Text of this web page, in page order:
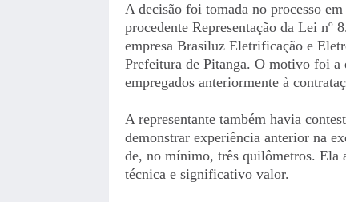
A decisão foi tomada no processo
procedente Representação da Lei
empresa Brasiluz Eletrificação e
Prefeitura de Pitanga. O motivo foi a
empregados anteriormente à
A representante também havia
demonstrar experiência anterior na
de, no mínimo, três quilômetros. Ela
técnica e significativo valor.